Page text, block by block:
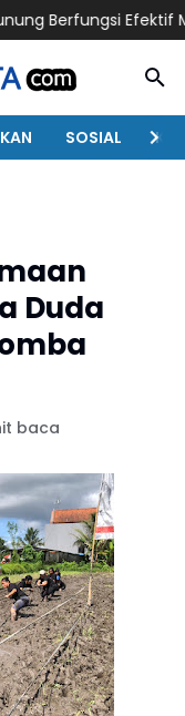
Merapikan
SOSIAL
Duda
baca